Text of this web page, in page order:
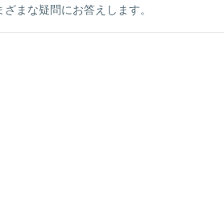
まな疑問にお答えします。